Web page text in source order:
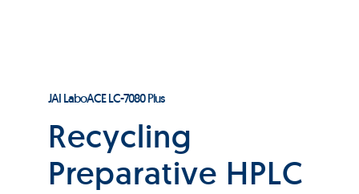
JAI LaboACE LC-7080 Plus
Recycling
Preparative HPLC